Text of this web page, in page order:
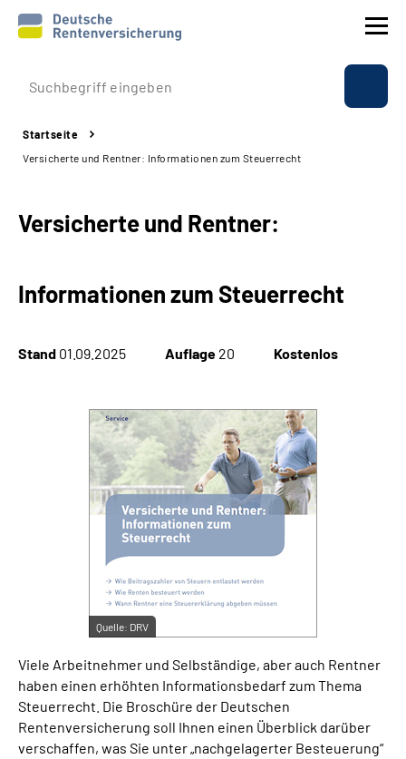
Prävention
Reha
Experten
Über uns & Presse
Language
Inhalte in Gebärdensprache (DGS)
Leichte Sprache
Mein Kundenportal
Startseite
Versicherte und Rentner: Informationen zum Steuerrecht
Versicherte und Rentner:
Informationen zum Steuerrecht
Stand 01.09.2025 Auflage 20 Kostenlos
Quelle: DRV
Viele Arbeitnehmer und Selbständige, aber auch Rentner
haben einen erhöhten Informationsbedarf zum Thema
Steuerrecht. Die Broschüre der Deutschen
Rentenversicherung soll Ihnen einen Überblick darüber
verschaffen, was Sie unter „nachgelagerter Besteuerung“